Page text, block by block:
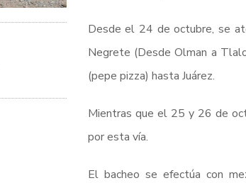
Desde el 24 de octubre, se
Negrete (Desde Olman a
(pepe pizza) hasta Juárez.
Mientras que el 25 y 26 de
por esta vía.
El bacheo se efectúa con